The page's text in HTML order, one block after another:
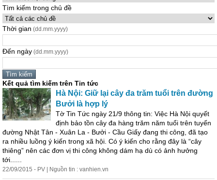
Tìm kiếm trong chủ đề
Thời gian (dd.mm.yyyy)
Đến ngày (dd.mm.yyyy)
Kết quả tìm kiếm trên Tin tức
Hà Nội: Giữ lại cây đa trăm tuổi trên đường
Bưởi là hợp lý
Tờ Tin Tức ngày 21/9 thông tin: Việc Hà Nội quyết
định bảo tồn cây đa hàng trăm năm tuổi trên tuyến
đường Nhật Tân - Xuân La - Bưởi - Cầu Giấy đang thi công, đã tạo
ra nhiều luồng ý kiến trong xã hội. Có ý kiến cho rằng đây là “cây
thiêng” nên các đơn vị thi công không dám hạ dù có ảnh hưởng
tới......
22/09/2015 - PV | Nguồn tin : vanhien.vn